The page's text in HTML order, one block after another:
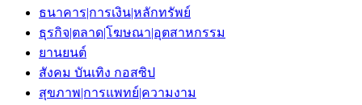
ธนาคาร|การเงิน|หลักทรัพย์
ธุรกิจ|ตลาด|โฆษณา|อุตสาหกรรม
ยานยนต์
สังคม บันเทิง กอสซิป
สุขภาพ|การแพทย์|ความงาม